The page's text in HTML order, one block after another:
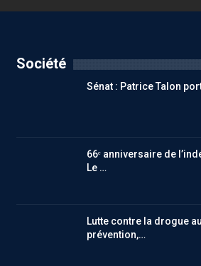
Société
Sénat : Patrice Talon
66ᵉ anniversaire de
Le …
Lutte contre la drogue
prévention,…